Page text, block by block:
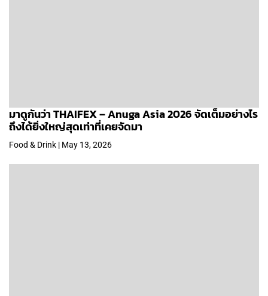
มาดูกันว่า THAIFEX – Anuga Asia 2026 จัดเต็มอย่างไร
ถึงได้ยิ่งใหญ่สุดเท่าที่เคยจัดมา
Food & Drink | May 13, 2026